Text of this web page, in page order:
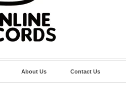
About Us Contact Us